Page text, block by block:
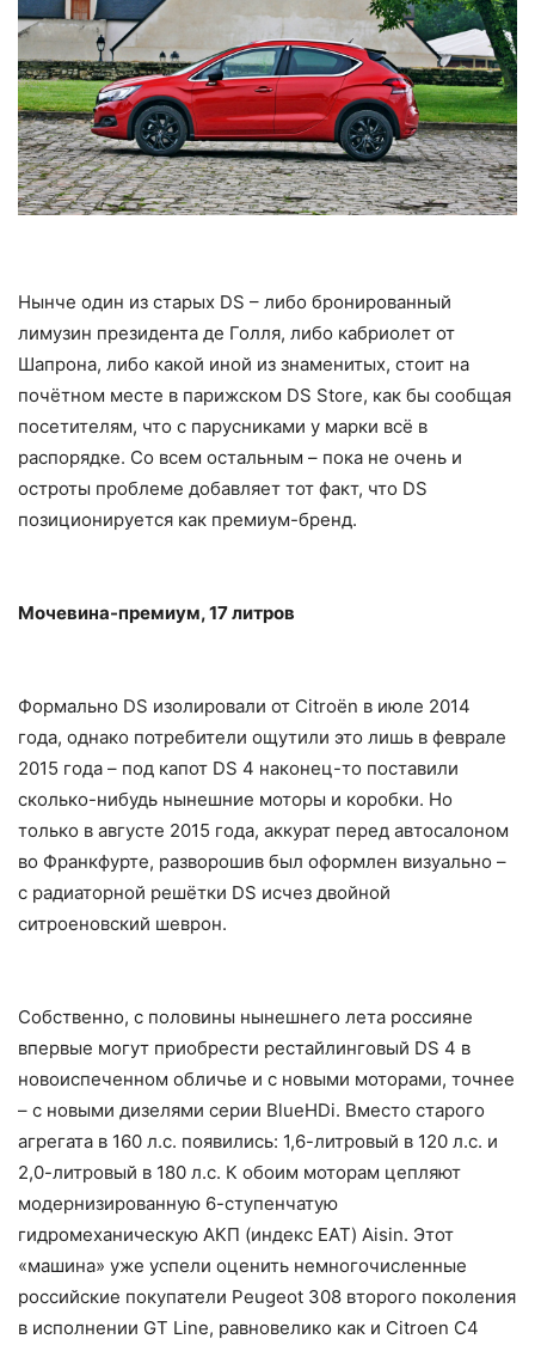
Нынче один из старых DS – либо бронированный
лимузин президента де Голля, либо кабриолет от
Шапрона, либо какой иной из знаменитых, стоит на
почётном месте в парижском DS Store, как бы сообщая
посетителям, что с парусниками у марки всё в
распорядке. Со всем остальным – пока не очень и
остроты проблеме добавляет тот факт, что DS
позиционируется как премиум-бренд.
Мочевина-премиум, 17 литров
Формально DS изолировали от Citroёn в июле 2014
года, однако потребители ощутили это лишь в феврале
2015 года – под капот DS 4 наконец-то поставили
сколько-нибудь нынешние моторы и коробки. Но
только в августе 2015 года, аккурат перед автосалоном
во Франкфурте, разворошив был оформлен визуально –
с радиаторной решётки DS исчез двойной
ситроеновский шеврон.
Собственно, с половины нынешнего лета россияне
впервые могут приобрести рестайлинговый DS 4 в
новоиспеченном обличье и с новыми моторами, точнее
– с новыми дизелями серии BlueHDi. Вместо старого
агрегата в 160 л.с. появились: 1,6-литровый в 120 л.с. и
2,0-литровый в 180 л.с. К обоим моторам цепляют
модернизированную 6-ступенчатую
гидромеханическую АКП (индекс EAT) Aisin. Этот
«машина» уже успели оценить немногочисленные
российские покупатели Peugeot 308 второго поколения
в исполнении GT Line, равновелико как и Citroen С4